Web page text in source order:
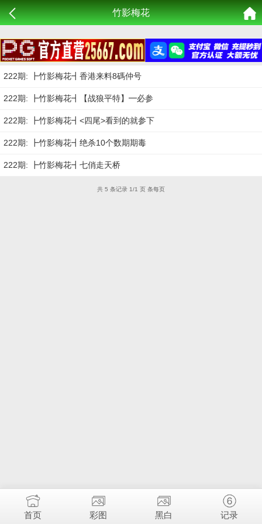
竹影梅花
222期: ┣竹影梅花┫香港来料8碼仲号
222期: ┣竹影梅花┫【战狼平特】━必参
222期: ┣竹影梅花┫<四尾>看到的就参下
222期: ┣竹影梅花┫绝杀10个数期期毒
222期: ┣竹影梅花┫七俏走天桥
共 5 条记录 1/1 页 条每页
首页 彩图 黑白 记录